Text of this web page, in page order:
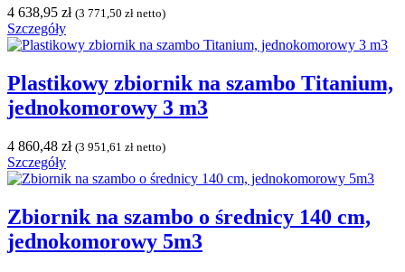
4 638,95 zł (3 771,50 zł netto)
Szczegóły
Plastikowy zbiornik na szambo Titanium,
jednokomorowy 3 m3
4 860,48 zł (3 951,61 zł netto)
Szczegóły
Zbiornik na szambo o średnicy 140 cm,
jednokomorowy 5m3